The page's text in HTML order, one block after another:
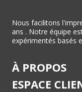
Nous facilitons
ans . Notre équipe
expérimentés basés
À PROPOS
ESPACE